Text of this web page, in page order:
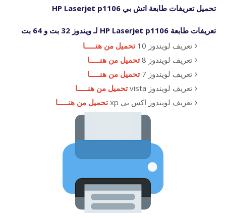
تحميل تعريفات طابعة اتش بي HP Laserjet p1106
تعريفات طابعة HP Laserjet p1106 لـ ويندوز 32 بت و 64 بت
تعريف لويندوز 10
تحميل من هنـــــا
تعريف لويندوز 8
تحميل من هنـــــا
تعريف لويندوز 7
تحميل من هنـــــا
تعريف لويندوز vista
تحميل من هنـــــا
تعريف لويندوز اكس بي xp
تحميل من هنـــــا